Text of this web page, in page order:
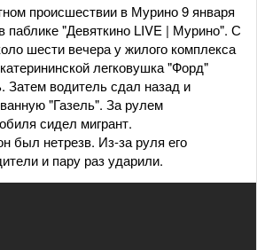
происшествии в Мурино 9 января
паблике "Девяткино LIVE | Мурино". С
шести вечера у жилого комплекса
легковушка "Форд"
Затем водитель сдал назад и
"Газель". За рулем
сидел мигрант.
был нетрезв. Из-за руля его
и пару раз ударили.